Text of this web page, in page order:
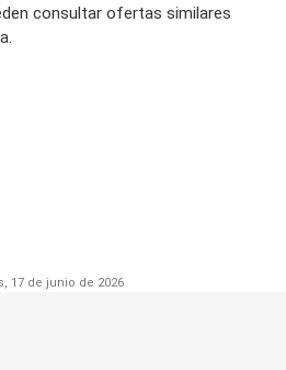
consultar ofertas similares
17 de junio de 2026